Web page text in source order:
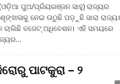
ପୁଅ/ପ୍ରିୟରଞ୍ଜନ ସାହୁ) ରାଜ୍ୟର
ନେଇ ଉଠୁଛି ପଡ଼ୁଛି ସାରା ରାଜ୍ୟ।
ଚାଲିଛି ବଜେଟ୍ ଅଧିବେଶନ। ଏହି ସମୟରେ
ପାଟକୁରା – ୨